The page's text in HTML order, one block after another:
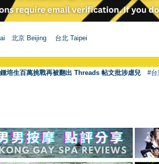
北京 Beijing 台北 Taipei
培生百萬挑戰再被翻出 Threads 帖文批涉虐兒 #台